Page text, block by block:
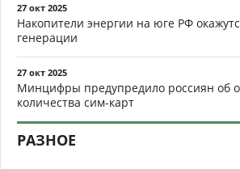
27 окт 2025
Накопители энергии на юге РФ
генерации
27 окт 2025
Минцифры предупредило россиян об
количества сим-карт
РАЗНОЕ